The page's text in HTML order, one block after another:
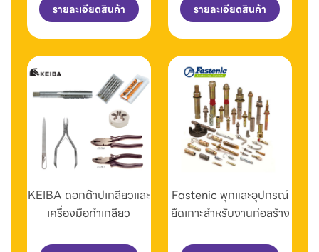
รายละเอียดสินค้า รายละเอียดสินค้า
KEIBA ดอกต๊าปเกลียวและ
เครื่องมือทำเกลียว
Fastenic พุกและอุปกรณ์
ยึดเกาะสำหรับงานก่อสร้าง